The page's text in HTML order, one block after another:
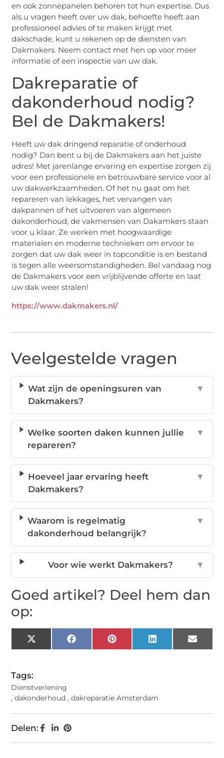
en ook zonnepanelen behoren tot hun expertise. Dus
als u vragen heeft over uw dak, behoefte heeft aan
professioneel advies of te maken krijgt met
dakschade, kunt u rekenen op de diensten van
Dakmakers. Neem contact met hen op voor meer
informatie of een inspectie van uw dak.
Dakreparatie of
dakonderhoud nodig?
Bel de Dakmakers!
Heeft uw dak dringend reparatie of onderhoud
nodig? Dan bent u bij de Dakmakers aan het juiste
adres! Met jarenlange ervaring en expertise zorgen zij
voor een professionele en betrouwbare service voor al
uw dakwerkzaamheden. Of het nu gaat om het
repareren van lekkages, het vervangen van
dakpannen of het uitvoeren van algemeen
dakonderhoud, de vakmensen van Dakamkers staan
voor u klaar. Ze werken met hoogwaardige
materialen en moderne technieken om ervoor te
zorgen dat uw dak weer in topconditie is en bestand
is tegen alle weersomstandigheden. Bel vandaag nog
de Dakmakers voor een vrijblijvende offerte en laat
uw dak weer stralen!
https://www.dakmakers.nl/
Veelgestelde vragen
Wat zijn de openingsuren van
Dakmakers?
▼
Welke soorten daken kunnen jullie
repareren?
▼
Hoeveel jaar ervaring heeft
Dakmakers?
▼
Waarom is regelmatig
dakonderhoud belangrijk?
▼
Voor wie werkt Dakmakers? ▼
Goed artikel? Deel hem dan
op:
X
(Twitter)
FacebookPinterestLinkedIn Email
Tags:
Dienstverlening
,dakonderhoud ,dakreparatie Amsterdam
Delen: